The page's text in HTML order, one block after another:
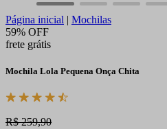
Página inicial | Mochilas
59% OFF
frete grátis
Mochila Lola Pequena Onça Chita
R$ 259,90